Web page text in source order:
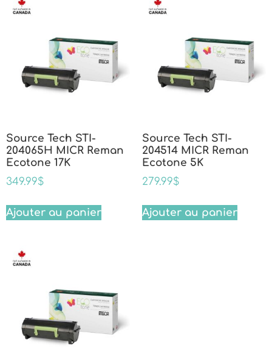
Source Tech STI-
204065H MICR Reman
Ecotone 17K
349.99$
Ajouter au panier
Source Tech STI-
204514 MICR Reman
Ecotone 5K
279.99$
Ajouter au panier